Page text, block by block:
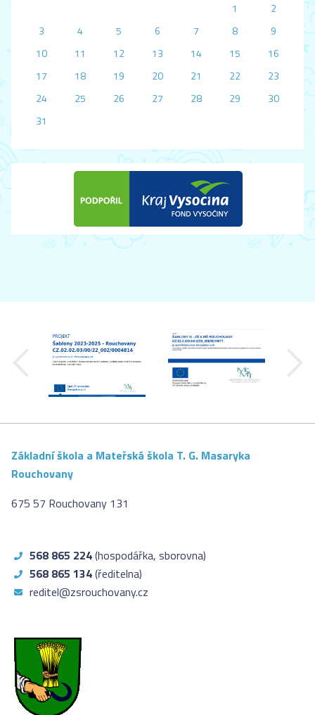
1
2
3
4 5 6 7 8
9
10
11 12 13 14 15
16
17
18 19 20 21 22
23
24
25 26 27 28 29
30
31
Základní škola a Mateřská škola T. G. Masaryka
Rouchovany
675 57 Rouchovany 131
568 865 224(hospodářka, sborovna)
568 865 134(ředitelna)
reditel@zsrouchovany.cz